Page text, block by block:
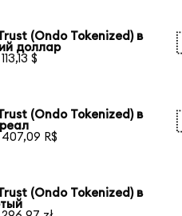
(Ondo Tokenized) в
доллар
$
(Ondo Tokenized) в
R$
(Ondo Tokenized) в